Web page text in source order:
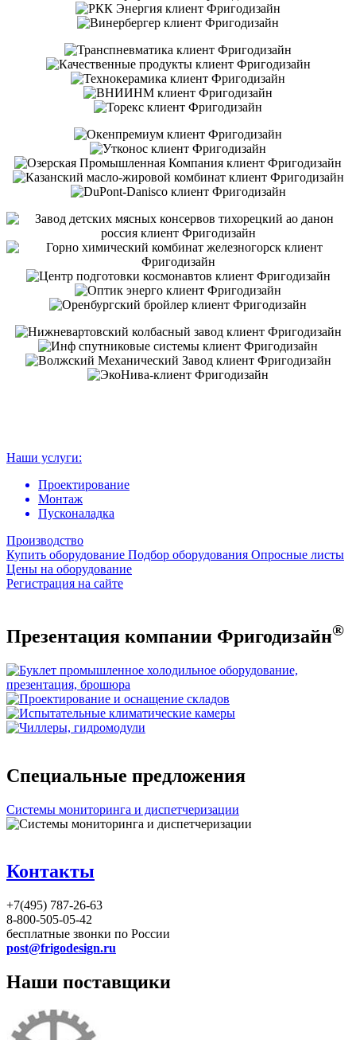
Наши услуги:
Проектирование
Монтаж
Пусконаладка
Производство
Купить оборудование Подбор оборудования Опросные листы
Цены на оборудование
Регистрация на сайте
Презентация компании Фригодизайн®
Специальные предложения
Системы мониторинга и диспетчеризации
Контакты
+7(495) 787-26-63
8-800-505-05-42
бесплатные звонки по России
post@frigodesign.ru
Наши поставщики